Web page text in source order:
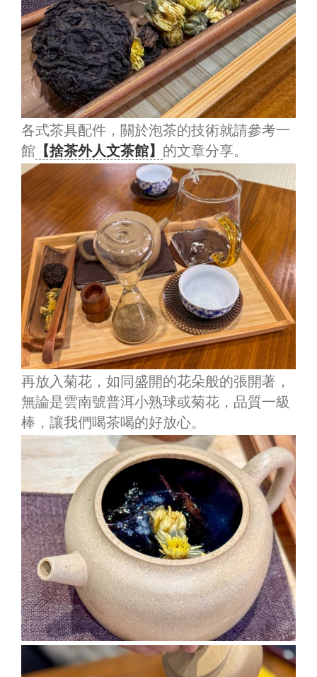
各式茶具配件，關於泡茶的技術就請參考一
館 【捨茶外人文茶館】 的文章分享。
再放入菊花，如同盛開的花朵般的張開著，
無論是雲南號普洱小熟球或菊花，品質一級
棒，讓我們喝茶喝的好放心。